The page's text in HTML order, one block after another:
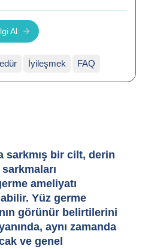
Al
İyileşmek FAQ
sarkmış bir cilt, derin
sarkmaları
ameliyatı
Yüz germe
görünür belirtilerini
aynı zamanda
ve genel